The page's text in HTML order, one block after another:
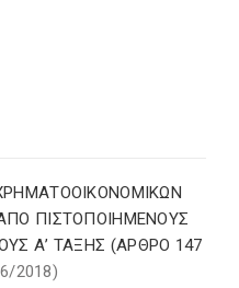
ΠΙΣΤΟΠΟΙΗΜΕΝΟΥΣ
Α’ ΤΑΞΗΣ (ΑΡΘΡΟ 147
2018)